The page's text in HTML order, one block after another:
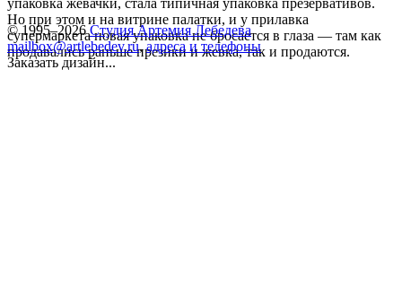
упаковка жевачки, стала типичная упаковка презервативов.
Но при этом и на витрине палатки, и у прилавка
супермаркета новая упаковка не бросается в глаза — там как
продавались раньше презики и жевка, так и продаются.
© 1995–2026 Студия Артемия Лебедева
mailbox@artlebedev.ru, адреса и телефоны
Заказать дизайн...